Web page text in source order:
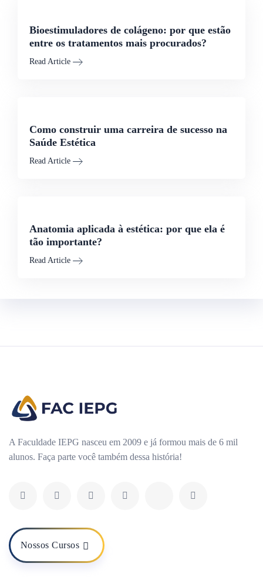
Bioestimuladores de colágeno: por que estão
entre os tratamentos mais procurados?
Read Article
Como construir uma carreira de sucesso na
Saúde Estética
Read Article
Anatomia aplicada à estética: por que ela é
tão importante?
Read Article
A Faculdade IEPG nasceu em 2009 e já formou mais de 6 mil
alunos. Faça parte você também dessa história!
Nossos Cursos